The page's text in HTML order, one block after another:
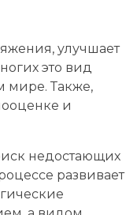
улучшает
это вид
мире. Также,
и
недостающих
развивает